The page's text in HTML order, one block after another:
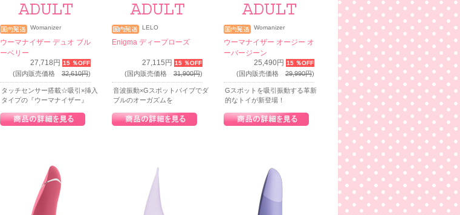
Womanizer
ウーマナイザー デュオ ブル
ーベリー
27,718円 15 ％OFF
(国内販売価格 32,610円)
タッチセンサー搭載☆吸引×挿入
タイプの『ウーマナイザー』
LELO
Enigma ディープローズ
27,115円 15 ％OFF
(国内販売価格 31,900円)
音波振動×Gスポットバイブでダ
ブルのオーガズムを
Womanizer
ウーマナイザー オージー オ
ーバージーン
25,490円 15 ％OFF
(国内販売価格 29,990円)
Gスポットを吸引振動する革新
的なトイが新登場！